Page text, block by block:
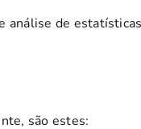
análise de
são estes: